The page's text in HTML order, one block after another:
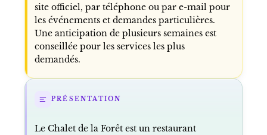
site officiel, par téléphone ou par e-mail pour
les événements et demandes particulières.
Une anticipation de plusieurs semaines est
conseillée pour les services les plus
demandés.
PRÉSENTATION
Le Chalet de la Forêt est un restaurant